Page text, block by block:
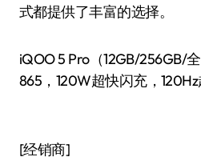
式都提供了丰富的选择。
iQOO 5 Pro（12GB/256GB/
865，120W超快闪充，
[经销商]